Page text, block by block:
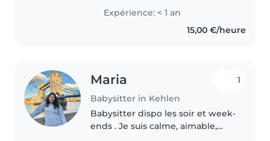
be shy at first but i'll open up
fairly quickly. I enjoy helping
others, and I've always..
Expérience: < 1 an
15,00 €/heure
Maria
Babysitter in Kehlen
1
Babysitter dispo les soir et week-
ends . Je suis calme, aimable,